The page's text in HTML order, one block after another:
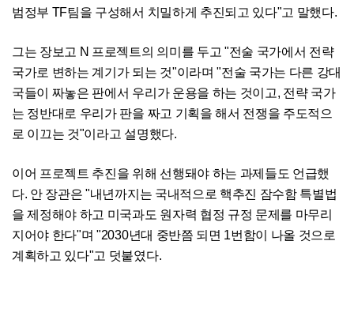
범정부 TF팀을 구성해서 치밀하게 추진되고 있다"고 말했다.
그는 장보고 N 프로젝트의 의미를 두고 "전술 국가에서 전략
국가로 변하는 계기가 되는 것"이라며 "전술 국가는 다른 강대
국들이 짜놓은 판에서 우리가 운용을 하는 것이고, 전략 국가
는 정반대로 우리가 판을 짜고 기획을 해서 전쟁을 주도적으
로 이끄는 것"이라고 설명했다.
이어 프로젝트 추진을 위해 선행돼야 하는 과제들도 언급했
다. 안 장관은 "내년까지는 국내적으로 핵추진 잠수함 특별법
을 제정해야 하고 미국과도 원자력 협정 규정 문제를 마무리
지어야 한다"며 "2030년대 중반쯤 되면 1번함이 나올 것으로
계획하고 있다"고 덧붙였다.